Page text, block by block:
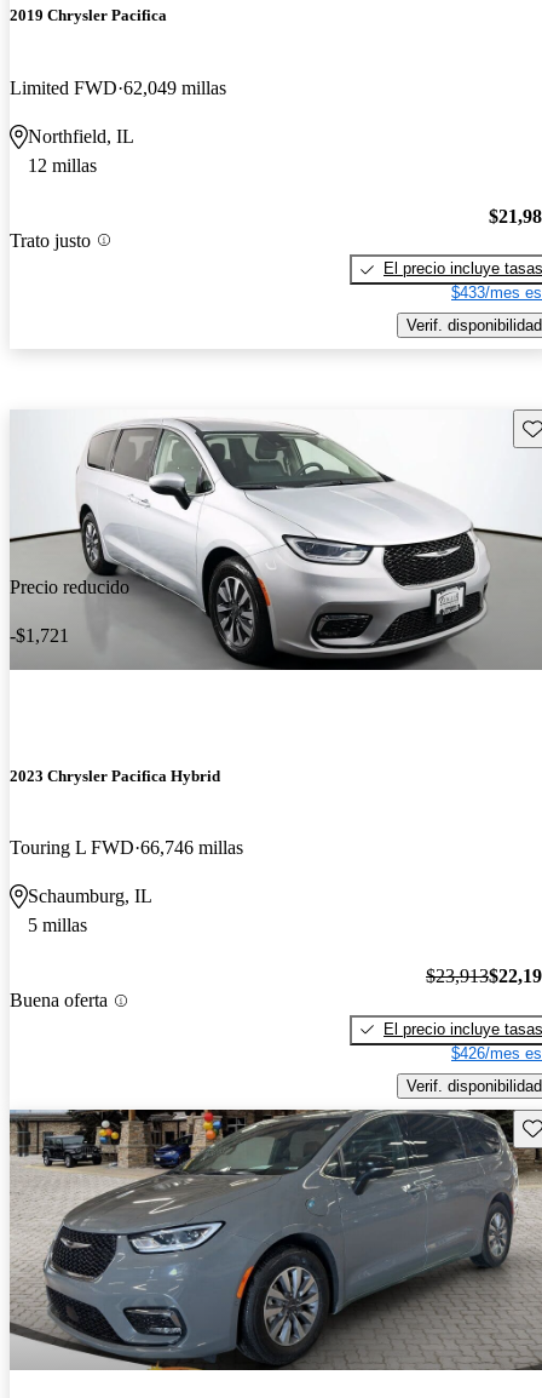
2019 Chrysler Pacifica
Limited FWD 62,049 millas
Northfield, IL
12 millas
Trato justo
El precio incluye tasas
$433/mes
Verif. disponibilidad
Precio reducido
-$1,721
2023 Chrysler Pacifica Hybrid
Touring L FWD 66,746 millas
Schaumburg, IL
5 millas
Buena oferta
$23,913
El precio incluye tasas
$426/mes
Verif. disponibilidad